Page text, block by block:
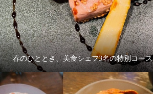
春のひととき、美食シェフ3名の特別コース